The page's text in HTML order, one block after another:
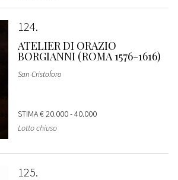
124
ATELIER DI ORAZIO
BORGIANNI (ROMA 1576-1616)
San Cristoforo
STIMA€ 20.000 - 40.000
Lotto chiuso
125